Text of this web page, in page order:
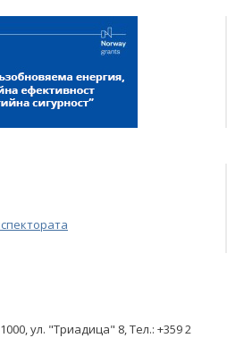
ул. "Триадица" 8,Tел.: +359 2